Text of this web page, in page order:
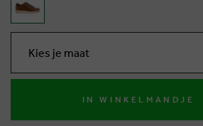
Kies je maat
IN WINKELMANDJE